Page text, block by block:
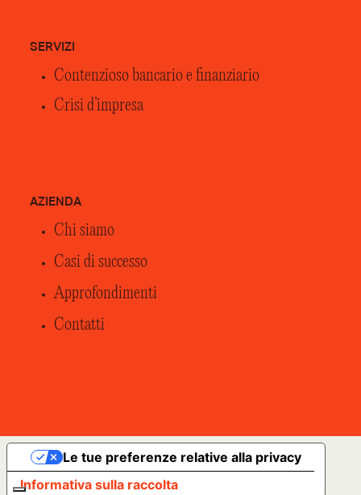
SERVIZI
Contenzioso bancario e finanziario
Crisi d’impresa
AZIENDA
Chi siamo
Casi di successo
Approfondimenti
Contatti
Informativa sulla raccolta
Le tue preferenze relative alla privacy